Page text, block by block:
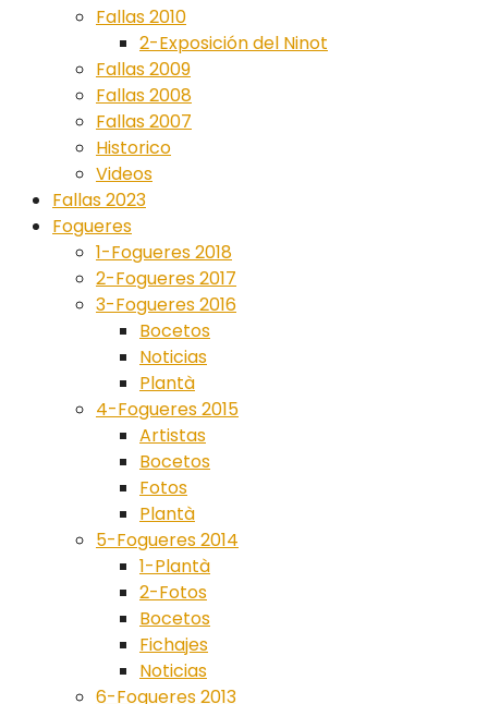
Fallas 2010
2-Exposición del Ninot
Fallas 2009
Fallas 2008
Fallas 2007
Historico
Videos
Fallas 2023
Fogueres
1-Fogueres 2018
2-Fogueres 2017
3-Fogueres 2016
Bocetos
Noticias
Plantà
4-Fogueres 2015
Artistas
Bocetos
Fotos
Plantà
5-Fogueres 2014
1-Plantà
2-Fotos
Bocetos
Fichajes
Noticias
6-Fogueres 2013